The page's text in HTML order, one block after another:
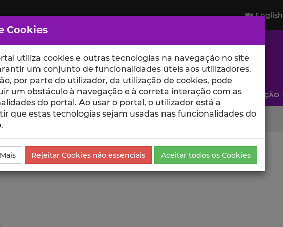
English
ESCOLAS UNIDADES INVESTIGAÇÃO
Comunicação Visualizações
Cookies
utiliza cookies e outras tecnologias na navegação no site
um conjunto de funcionalidades úteis aos utilizadores.
por parte do utilizador, da utilização de cookies, pode
um obstáculo à navegação e à correta interação com as
do portal. Ao usar o portal, o utilizador está a
que estas tecnologias sejam usadas nas funcionalidades do
Rejeitar Cookies não essenciais Aceitar todos os Cookies